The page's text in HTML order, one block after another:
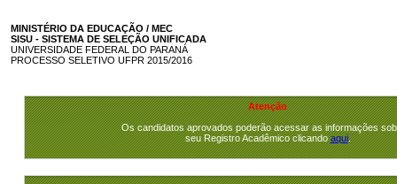
MINISTÉRIO DA EDUCAÇÃO / MEC
SISU - SISTEMA DE SELEÇÃO UNIFICADA
UNIVERSIDADE FEDERAL DO PARANÁ
PROCESSO SELETIVO UFPR 2015/2016
Atenção
Os candidatos aprovados poderão acessar as informações
seu Registro Acadêmico clicandoaqui.